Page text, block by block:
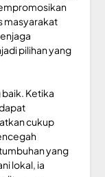
masyarakat
pilihan yang
Ketika
cukup
yang
lokal, ia